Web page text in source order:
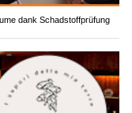
dank Schadstoffprüfung